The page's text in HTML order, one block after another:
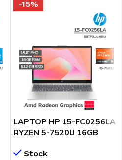
-15%
LAPTOP HP 15-FC0256LA
RYZEN 5-7520U 16GB
FHD FREEDOS ( B9TP9LA-
Stock